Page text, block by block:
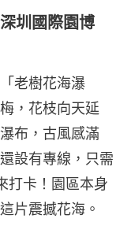
圳國際園博
老樹花海瀑
，花枝向天延
布，古風感滿
設有專線，只需
打卡！園區本身
片震撼花海。